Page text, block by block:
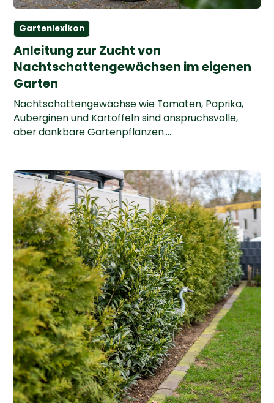
Gartenlexikon
Anleitung zur Zucht von
Nachtschattengewächsen im eigenen
Garten
Nachtschattengewächse wie Tomaten, Paprika,
Auberginen und Kartoffeln sind anspruchsvolle,
aber dankbare Gartenpflanzen....